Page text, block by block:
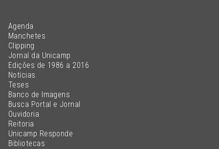
Agenda
Manchetes
Clipping
Jornal da Unicamp
Edições de 1986 a 2016
Notícias
Teses
Banco de Imagens
Busca Portal e Jornal
Ouvidoria
Reitoria
Unicamp Responde
Bibliotecas